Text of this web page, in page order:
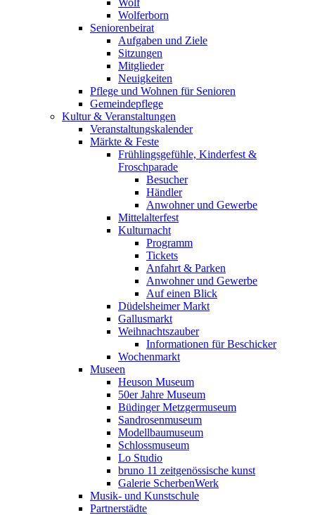
Wolf
Wolferborn
Seniorenbeirat
Aufgaben und Ziele
Sitzungen
Mitglieder
Neuigkeiten
Pflege und Wohnen für Senioren
Gemeindepflege
Kultur & Veranstaltungen
Veranstaltungskalender
Märkte & Feste
Frühlingsgefühle, Kinderfest &
Froschparade
Besucher
Händler
Anwohner und Gewerbe
Mittelalterfest
Kulturnacht
Programm
Tickets
Anfahrt & Parken
Anwohner und Gewerbe
Auf einen Blick
Düdelsheimer Markt
Gallusmarkt
Weihnachtszauber
Informationen für Beschicker
Wochenmarkt
Museen
Heuson Museum
50er Jahre Museum
Büdinger Metzgermuseum
Sandrosenmuseum
Modellbaumuseum
Schlossmuseum
Lo Studio
bruno 11 zeitgenössische kunst
Galerie ScherbenWerk
Musik- und Kunstschule
Partnerstädte